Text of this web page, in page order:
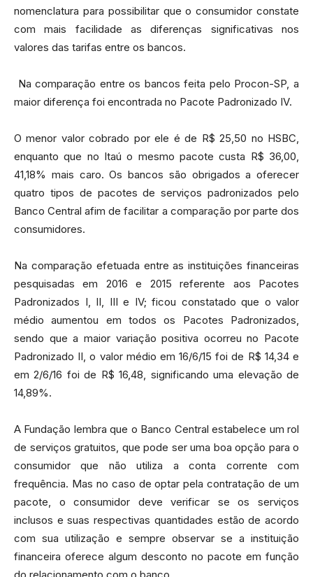
nomenclatura para possibilitar que o consumidor constate
com mais facilidade as diferenças significativas nos
valores das tarifas entre os bancos.
Na comparação entre os bancos feita pelo Procon-SP, a
maior diferença foi encontrada no Pacote Padronizado IV.
O menor valor cobrado por ele é de R$ 25,50 no HSBC,
enquanto que no Itaú o mesmo pacote custa R$ 36,00,
41,18% mais caro. Os bancos são obrigados a oferecer
quatro tipos de pacotes de serviços padronizados pelo
Banco Central afim de facilitar a comparação por parte dos
consumidores.
Na comparação efetuada entre as instituições financeiras
pesquisadas em 2016 e 2015 referente aos Pacotes
Padronizados I, II, III e IV; ficou constatado que o valor
médio aumentou em todos os Pacotes Padronizados,
sendo que a maior variação positiva ocorreu no Pacote
Padronizado II, o valor médio em 16/6/15 foi de R$ 14,34 e
em 2/6/16 foi de R$ 16,48, significando uma elevação de
14,89%.
A Fundação lembra que o Banco Central estabelece um rol
de serviços gratuitos, que pode ser uma boa opção para o
consumidor que não utiliza a conta corrente com
frequência. Mas no caso de optar pela contratação de um
pacote, o consumidor deve verificar se os serviços
inclusos e suas respectivas quantidades estão de acordo
com sua utilização e sempre observar se a instituição
financeira oferece algum desconto no pacote em função